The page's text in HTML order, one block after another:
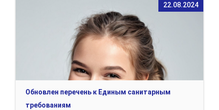
22.08.2024
Обновлен перечень к Единым санитарным
требованиям